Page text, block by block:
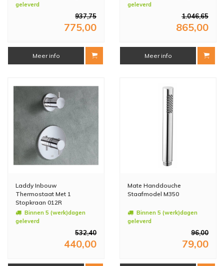
geleverd
937,75
775,00
Meer info
geleverd
1.046,65
865,00
Meer info
Laddy Inbouw
Thermostaat Met 1
Stopkraan 012R
Binnen 5 (werk)dagen
geleverd
532,40
440,00
Mate Handdouche
Staafmodel M350
Binnen 5 (werk)dagen
geleverd
96,00
79,00